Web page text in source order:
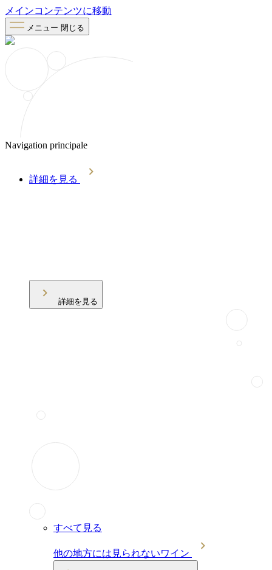
メインコンテンツに移動
メニュー 閉じる
Navigation principale
詳細を見る
詳細を見る
すべて見る
他の地方には見られないワイン